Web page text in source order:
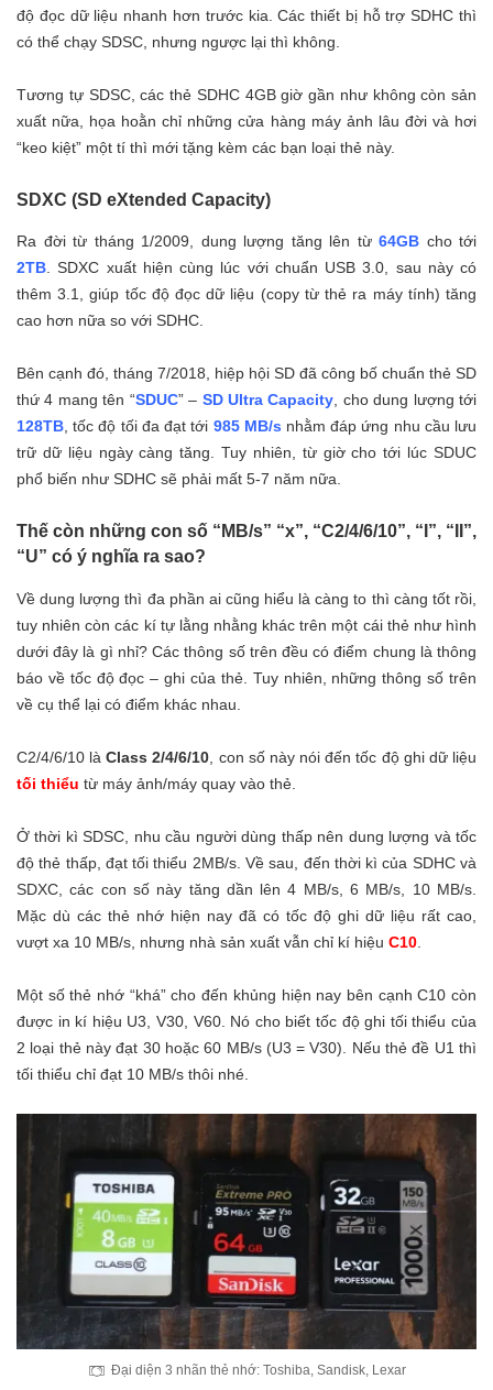
độ đọc dữ liệu nhanh hơn trước kia.Các thiết bị hỗ trợ SDHC thì
có thể chạy SDSC, nhưng ngược lại thì không.
Tương tự SDSC, các thẻ SDHC 4GB giờ gần như không còn sản
xuất nữa, họa hoằn chỉ những cửa hàng máy ảnh lâu đời và hơi
“keo kiệt” một tí thì mới tặng kèm các bạn loại thẻ này.
SDXC (SD eXtended Capacity)
Ra đời từ tháng 1/2009, dung lượng tăng lên từ 64GB cho tới
2TB. SDXC xuất hiện cùng lúc với chuẩn USB 3.0, sau này có
thêm 3.1, giúp tốc độ đọc dữ liệu (copy từ thẻ ra máy tính) tăng
cao hơn nữa so với SDHC.
Bên cạnh đó, tháng 7/2018, hiệp hội SD đã công bố chuẩn thẻ SD
thứ 4 mang tên “SDUC” – SD Ultra Capacity, cho dung lượng tới
128TB, tốc độ tối đa đạt tới 985 MB/s nhằm đáp ứng nhu cầu lưu
trữ dữ liệu ngày càng tăng. Tuy nhiên, từ giờ cho tới lúc SDUC
phổ biến như SDHC sẽ phải mất 5-7 năm nữa.
Thế còn những con số “MB/s” “x”, “C2/4/6/10”, “I”, “II”,
“U” có ý nghĩa ra sao?
Về dung lượng thì đa phần ai cũng hiểu là càng to thì càng tốt rồi,
tuy nhiên còn các kí tự lằng nhằng khác trên một cái thẻ như hình
dưới đây là gì nhỉ?Các thông số trên đều có điểm chung là thông
báo về tốc độ đọc – ghi của thẻ. Tuy nhiên, những thông số trên
về cụ thể lại có điểm khác nhau.
C2/4/6/10 làClass 2/4/6/10 , con số này nói đến tốc độ ghi dữ liệu
tối thiểu từ máy ảnh/máy quay vào thẻ.
Ở thời kì SDSC, nhu cầu người dùng thấp nên dung lượng và tốc
độ thẻ thấp, đạt tối thiểu 2MB/s. Về sau, đến thời kì của SDHC và
SDXC, các con số này tăng dần lên 4 MB/s, 6 MB/s, 10 MB/s.
Mặc dù các thẻ nhớ hiện nay đã có tốc độ ghi dữ liệu rất cao,
vượt xa 10 MB/s, nhưng nhà sản xuất vẫn chỉ kí hiệu C10
Một số thẻ nhớ “khá” cho đến khủng hiện nay bên cạnh C10 còn
được in kí hiệu U3, V30, V60. Nó cho biết tốc độ ghi tối thiểu của
2 loại thẻ này đạt 30 hoặc 60 MB/s (U3 = V30). Nếu thẻ đề U1 thì
tối thiểu chỉ đạt 10 MB/s thôi nhé.
Đại diện 3 nhãn thẻ nhớ: Toshiba, Sandisk, Lexar